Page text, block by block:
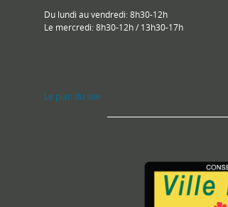
Du lundi au vendredi: 8h30-12h
Le mercredi: 8h30-12h / 13h30-17h
Le plan du site